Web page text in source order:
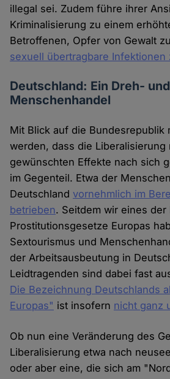
illegal sei. Zudem führe ihrer
Kriminalisierung zu einem
Betroffenen, Opfer von Gewalt
sexuell übertragbare Infektionen
Deutschland: Ein Dreh-
Menschenhandel
Mit Blick auf die Bundesrepublik
werden, dass die Liberalisierung
gewünschten Effekte nach sich
im Gegenteil. Etwa der
Deutschlandvornehmlich im
betrieben. Seitdem wir eines der
Prostitutionsgesetze Europas
Sextourismus und
der Arbeitsausbeutung in
Leidtragenden sind dabei fast
Die Bezeichnung Deutschlands
Europas" ist insofern nicht ganz
Ob nun eine Veränderung des
Liberalisierung etwa nach
oder aber eine, die sich am